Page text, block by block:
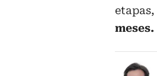
etapas,
meses.